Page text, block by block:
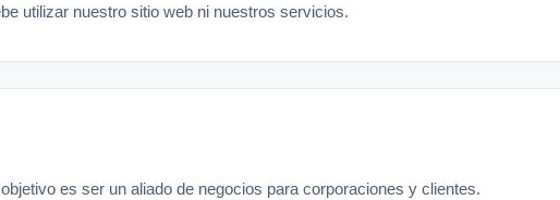
utilizar nuestro sitio web ni nuestros servicios.
es ser un aliado de negocios para corporaciones y clientes.